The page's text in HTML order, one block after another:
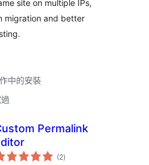
site on multiple IPs,
migration and better
中的安裝
Permalink
(2總
評)